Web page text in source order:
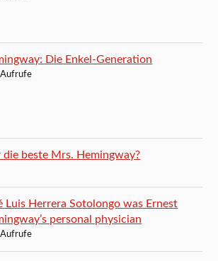
Die Enkel-Generation
beste Mrs. Hemingway?
Luis Herrera Sotolongo was Ernest
personal physician